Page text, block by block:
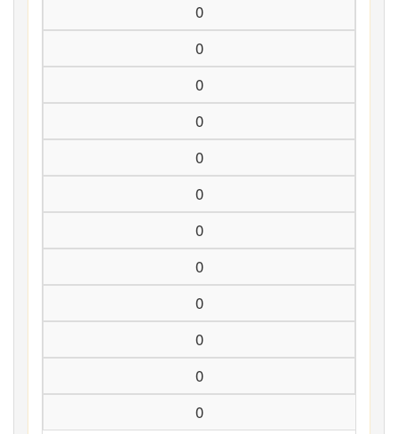
0
0
0
0
0
0
0
0
0
0
0
0